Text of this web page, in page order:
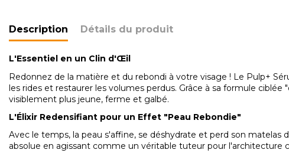
Description Détails du produit
L'Essentiel en un Clin d'Œil
Redonnez de la matière et du rebondi à votre visage ! Le Pulp+
les rides et restaurer les volumes perdus. Grâce à sa formule
visiblement plus jeune, ferme et galbé.
L'Élixir Redensifiant pour un Effet "Peau Rebondie"
Avec le temps, la peau s'affine, se déshydrate et perd son
absolue en agissant comme un véritable tuteur pour l'architecture